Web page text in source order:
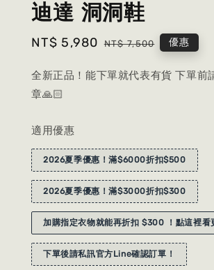
迪達 洞洞鞋
Sale
NT$ 5,980 Regular
NT$ 7,500 優惠
全新正品！能下單就代表有貨 下單前
章🙏🏻
適用優惠
2026夏季優惠！滿$6000折扣$500
2026夏季優惠！滿$3000折扣$300
加購指定衣物就能再折扣 $300 ！點這裡看
下單後請私訊官方Line確認訂單！